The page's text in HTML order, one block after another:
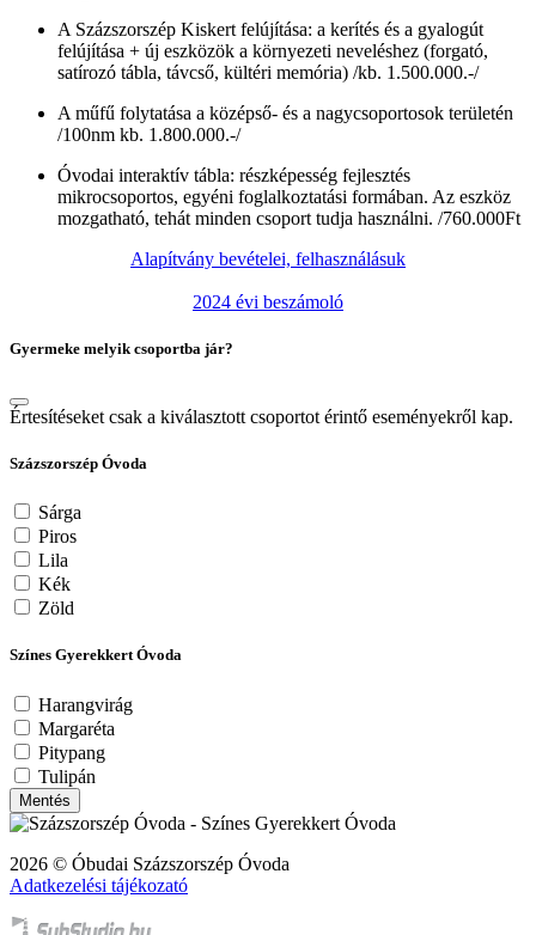
A Százszorszép Kiskert felújítása: a kerítés és a gyalogút
felújítása + új eszközök a környezeti neveléshez (forgató,
satírozó tábla, távcső, kültéri memória) /kb. 1.500.000.-/
A műfű folytatása a középső- és a nagycsoportosok területén
/100nm kb. 1.800.000.-/
Óvodai interaktív tábla: részképesség fejlesztés
mikrocsoportos, egyéni foglalkoztatási formában. Az eszköz
mozgatható, tehát minden csoport tudja használni. /760.000Ft
Alapítvány bevételei, felhasználásuk
2024 évi beszámoló
Gyermeke melyik csoportba jár?
Értesítéseket csak a kiválasztott csoportot érintő eseményekről kap.
Százszorszép Óvoda
Sárga
Piros
Lila
Kék
Zöld
Színes Gyerekkert Óvoda
Harangvirág
Margaréta
Pitypang
Tulipán
Mentés
2026 © Óbudai Százszorszép Óvoda
Adatkezelési tájékozató